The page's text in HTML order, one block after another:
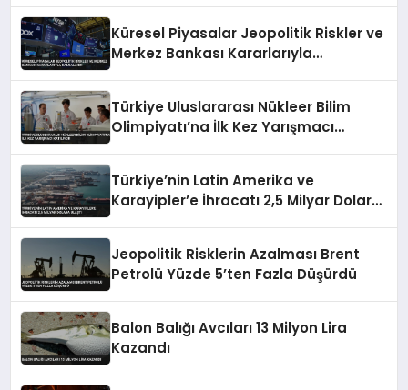
Küresel Piyasalar Jeopolitik Riskler ve
Merkez Bankası Kararlarıyla
Türkiye Uluslararası Nükleer Bilim
Olimpiyatı’na İlk Kez Yarışmacı
Türkiye’nin Latin Amerika ve
Karayipler’e İhracatı 2,5 Milyar Dolara
Jeopolitik Risklerin Azalması Brent
Petrolü Yüzde 5’ten Fazla Düşürdü
Balon Balığı Avcıları 13 Milyon Lira
Kazandı